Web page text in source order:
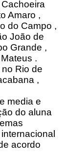
Amaro ,
do Campo ,
João de
Grande ,
.
Rio de
,
media e
do aluna
acordo